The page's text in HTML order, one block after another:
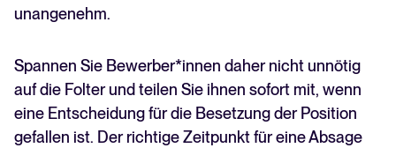
unangenehm.
Spannen Sie Bewerber*innen daher nicht unnötig
auf die Folter und teilen Sie ihnen sofort mit, wenn
eine Entscheidung für die Besetzung der Position
gefallen ist. Der richtige Zeitpunkt für eine Absage